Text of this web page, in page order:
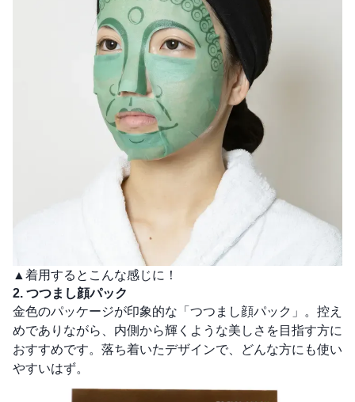
▲着用するとこんな感じに！
2. つつまし顔パック
金色のパッケージが印象的な「つつまし顔パック」。控え
めでありながら、内側から輝くような美しさを目指す方に
おすすめです。落ち着いたデザインで、どんな方にも使い
やすいはず。